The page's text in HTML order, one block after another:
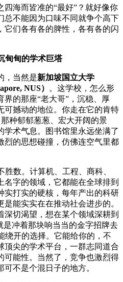
海而皆准的“最好”？就好像你
总不能因为口味不同就争个高下
它们各有各的脾性，各有各的闪
甸甸的学术巨塔
，当然是新加坡国立大学
NUS）
。这学校，怎么形
的那座“老大哥”，沉稳、厚
可撼动的地位。你走在它的肯特
种郁郁葱葱、宏大开阔的景
学术气息。图书馆里永远坐满了
烈的思想碰撞，仿佛连空气里都
数。计算机、工程、商科、
字的领域，它都能在全球排到
实打实的硬核，每年产出的科研
能实实在在推动社会进步的。
切渴望，想在某个领域深耕到
是冲着那块响当当的金字招牌去
绕开的选择。它能给你的，不
顶尖的学术平台，一群志同道合
可能性。当然了，竞争也激烈得
不是个混日子的地方。